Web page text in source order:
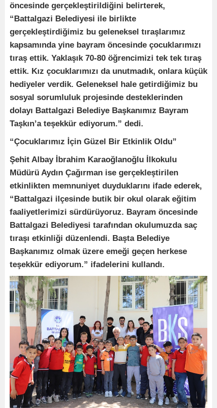
öncesinde gerçekleştirildiğini belirterek,
“Battalgazi Belediyesi ile birlikte
gerçekleştirdiğimiz bu geleneksel tıraşlarımız
kapsamında yine bayram öncesinde çocuklarımızı
tıraş ettik. Yaklaşık 70-80 öğrencimizi tek tek tıraş
ettik. Kız çocuklarımızı da unutmadık, onlara küçük
hediyeler verdik. Geleneksel hale getirdiğimiz bu
sosyal sorumluluk projesinde desteklerinden
dolayı Battalgazi Belediye Başkanımız Bayram
Taşkın’a teşekkür ediyorum.” dedi.
“Çocuklarımız İçin Güzel Bir Etkinlik Oldu”
Şehit Albay İbrahim Karaoğlanoğlu İlkokulu
Müdürü Aydın Çağırman ise gerçekleştirilen
etkinlikten memnuniyet duyduklarını ifade ederek,
“Battalgazi ilçesinde butik bir okul olarak eğitim
faaliyetlerimizi sürdürüyoruz. Bayram öncesinde
Battalgazi Belediyesi tarafından okulumuzda saç
tıraşı etkinliği düzenlendi. Başta Belediye
Başkanımız olmak üzere emeği geçen herkese
teşekkür ediyorum.” ifadelerini kullandı.